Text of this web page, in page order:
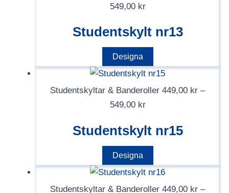
549,00 krPrisintervall:
till
549,00 kr
Studentskylt nr13
Designa
här
produkten
varianter.
alternativen
kan
Studentskyltar & Banderoller 449,00 kr –
549,00 krPrisintervall:
till
549,00 kr
Studentskylt nr15
Designa
här
Studentskyltar & Banderoller 449,00 kr –